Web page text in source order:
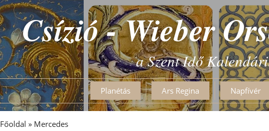
Csízió - Wieber
a Szent Idő
Planétás Ars Regina Napfívér
Főoldal » Mercedes